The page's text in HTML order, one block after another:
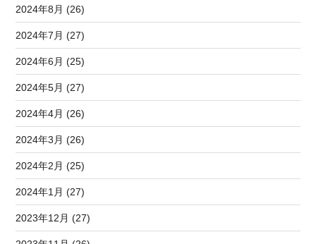
2024年8月 (26)
2024年7月 (27)
2024年6月 (25)
2024年5月 (27)
2024年4月 (26)
2024年3月 (26)
2024年2月 (25)
2024年1月 (27)
2023年12月 (27)